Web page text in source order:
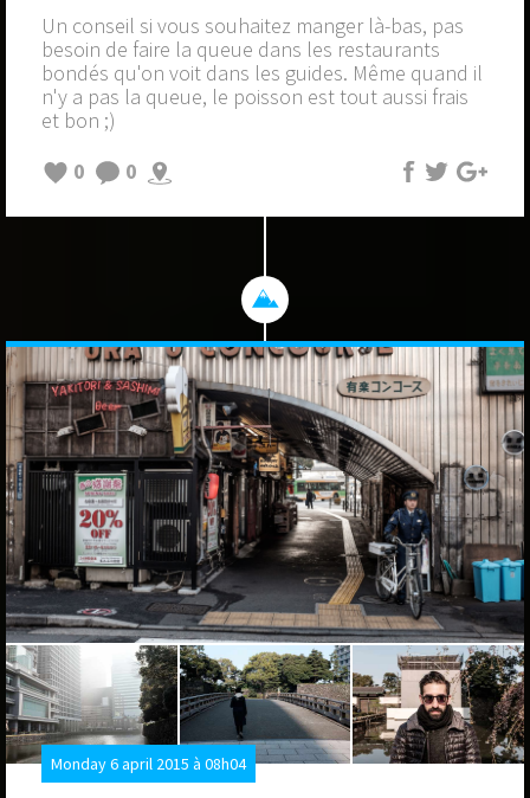
Un conseil si vous souhaitez manger là-bas, pas
besoin de faire la queue dans les restaurants
bondés qu'on voit dans les guides. Même quand il
n'y a pas la queue, le poisson est tout aussi frais
et bon ;)
0
0
Monday 6 april 2015 à 08h04